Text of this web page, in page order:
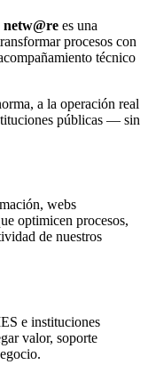
netw@re es una
procesos con
técnico
a la operación real
públicas — sin
webs
optimicen procesos,
de nuestros
e instituciones
valor, soporte